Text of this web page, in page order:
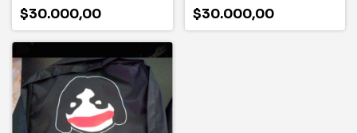
$30.000,00 $30.000,00